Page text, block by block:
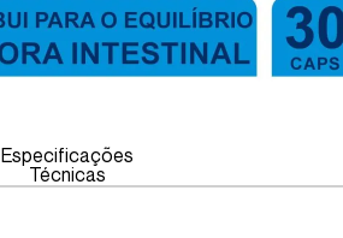
Especificações
Técnicas